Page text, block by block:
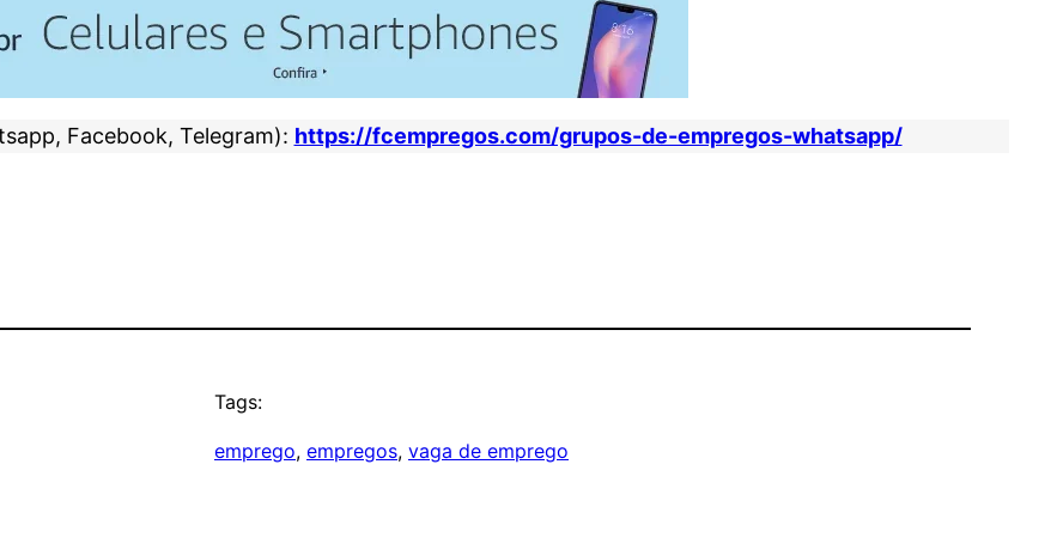
Facebook, Telegram): https://fcempregos.com/grupos-de-empregos-whatsapp/
Tags:
emprego, empregos, vaga de emprego